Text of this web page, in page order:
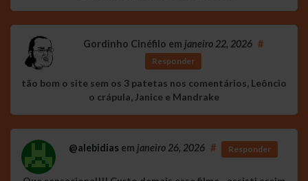
Gordinho Cinéfilo em janeiro 22, 2026 #
Responder
tão bom o site sem os 3 patetas nos comentários, Leôncio
o crápula, Janice e Mandrake
@alebidiasem janeiro 26, 2026 # Responder